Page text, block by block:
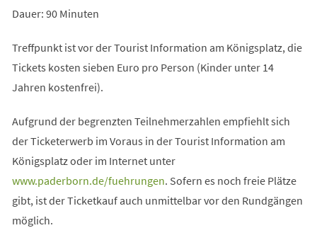
Dauer: 90 Minuten
Treffpunkt ist vor der Tourist Information am Königsplatz, die
Tickets kosten sieben Euro pro Person (Kinder unter 14
Jahren kostenfrei).
Aufgrund der begrenzten Teilnehmerzahlen empfiehlt sich
der Ticketerwerb im Voraus in der Tourist Information am
Königsplatz oder im Internet unter
www.paderborn.de/fuehrungen
(Öffnet
einem
. Sofern es noch freie Plätze
gibt, ist der Ticketkauf auch unmittelbar vor den Rundgängen
möglich.